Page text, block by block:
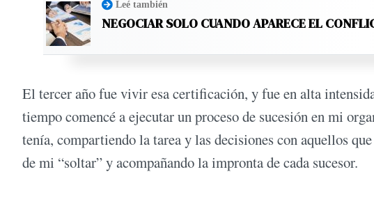
Leé también
NEGOCIAR SOLO CUANDO APARECE EL
El tercer año fue vivir esa certificación, y fue en alta
tiempo comencé a ejecutar un proceso de sucesión en mi
tenía, compartiendo la tarea y las decisiones con aquellos
de mi “soltar” y acompañando la impronta de cada sucesor.